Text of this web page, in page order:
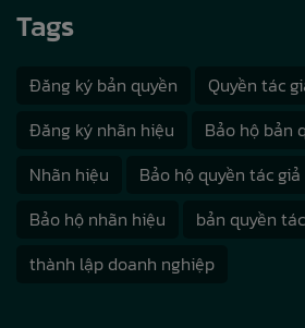
Tags
Đăng ký bản quyền
Quyền tác
Đăng ký nhãn hiệu
Bảo hộ bản
Nhãn hiệu
Bảo hộ quyền tác giả
Bảo hộ nhãn hiệu
bản quyền
thành lập doanh nghiệp